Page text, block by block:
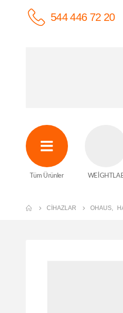
544 446 72 20
Tüm Ürünler
CIHAZLAR OHAUS